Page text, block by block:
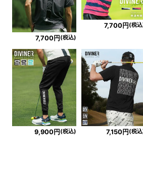
7,700円 (税込)
7,700円 (税
9,900円(税込) 7,150円(税